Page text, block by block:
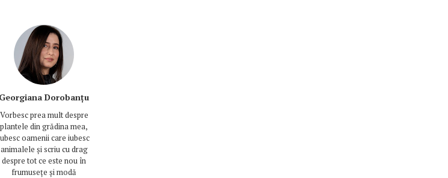
Georgiana Dorobanțu
Vorbesc prea mult despre
plantele din grădina mea,
oamenii care iubesc
animalele și scriu cu drag
despre tot ce este nou în
frumusețe și modă